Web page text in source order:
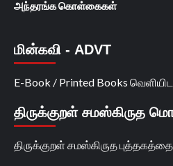
அந்தரங்க கொள்கைகள்
மின்கவி - ADVT
E-Book / Printed Books
திருக்குறள் சமஸ்கிருத
திருக்குறள் சமஸ்கிருத